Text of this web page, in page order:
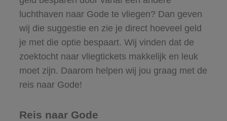
luchthaven naar Gode te vliegen? Dan geven
wij die suggestie en zie je direct hoeveel geld
je met die optie bespaart. Wij vinden dat de
zoektocht naar vliegtickets makkelijk en leuk
moet zijn. Daarom helpen wij jou graag met de
reis naar Gode!
Reis naar Gode